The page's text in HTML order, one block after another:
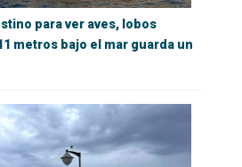
para ver aves, lobos
metros bajo el mar guarda un